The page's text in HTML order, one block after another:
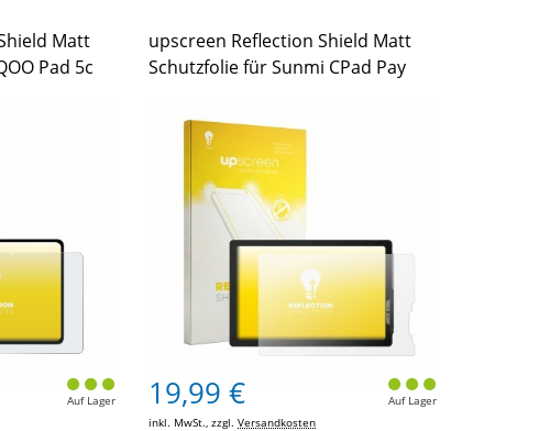
Matt
Pad 5c
Auf Lager
upscreen Reflection Shield Matt
Schutzfolie für Sunmi CPad Pay
19,99 €
inkl. MwSt., zzgl.Versandkosten
Auf Lager